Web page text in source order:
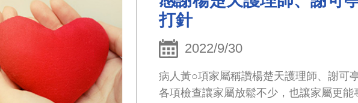
打針
2022/9/30
病人黃○項家屬稱讚楊楚天護理師、謝可
各項檢查讓家屬放鬆不少，也讓家屬更